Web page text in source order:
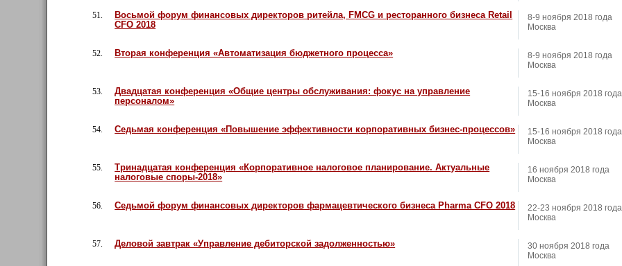
51.
8-9 ноября 2018 года
Москва
Восьмой форум финансовых директоров ритейла, FMCG и ресторанного бизнеса Retail
CFO 2018
52.
8-9 ноября 2018 года
Москва
Вторая конференция «Автоматизация бюджетного процесса»
53.
15-16 ноября 2018 года
Москва
Двадцатая конференция «Общие центры обслуживания: фокус на управление
персоналом»
54.
15-16 ноября 2018 года
Москва
Седьмая конференция «Повышение эффективности корпоративных бизнес-процессов»
55.
16 ноября 2018 года
Москва
Тринадцатая конференция «Корпоративное налоговое планирование. Актуальные
налоговые споры-2018»
56.
22-23 ноября 2018 года
Москва
Седьмой форум финансовых директоров фармацевтического бизнеса Pharma CFO 2018
57.
30 ноября 2018 года
Москва
Деловой завтрак «Управление дебиторской задолженностью»